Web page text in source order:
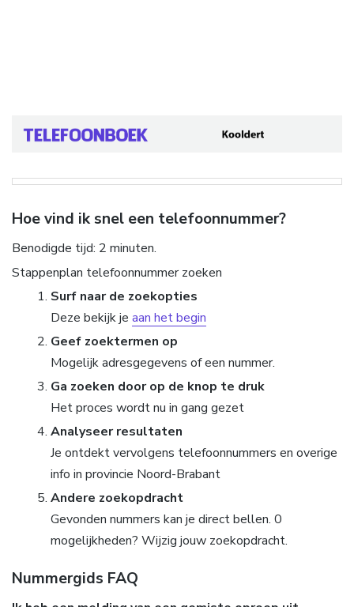
Hoe vind ik snel een telefoonnummer?
Benodigde tijd: 2 minuten.
Stappenplan telefoonnummer zoeken
Surf naar de zoekopties
Deze bekijk je aan het begin
Geef zoektermen op
Mogelijk adresgegevens of een nummer.
Ga zoeken door op de knop te druk
Het proces wordt nu in gang gezet
Analyseer resultaten
Je ontdekt vervolgens telefoonnummers en overige
info in provincie Noord-Brabant
Andere zoekopdracht
Gevonden nummers kan je direct bellen. 0
mogelijkheden? Wijzig jouw zoekopdracht.
Nummergids FAQ